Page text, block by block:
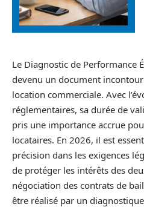
Le Diagnostic de Performance
devenu un document
location commerciale. Avec
réglementaires, sa durée de
pris une importance accrue
locataires. En 2026, il est
précision dans les exigences
de protéger les intérêts des
négociation des contrats de
être réalisé par un